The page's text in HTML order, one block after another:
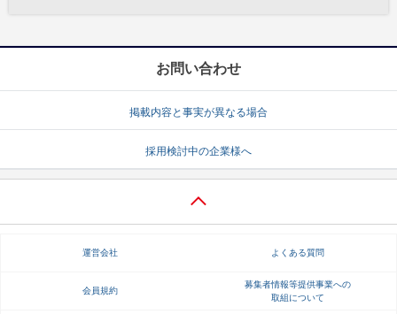
お問い合わせ
掲載内容と事実が異なる場合
採用検討中の企業様へ
運営会社 よくある質問
会員規約
募集者情報等提供事業への
取組について